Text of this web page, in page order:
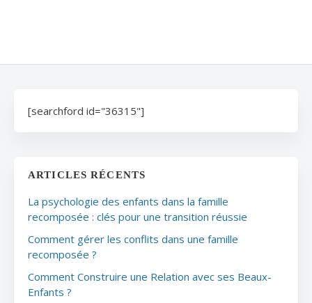
[searchford id="36315"]
ARTICLES RÉCENTS
La psychologie des enfants dans la famille
recomposée : clés pour une transition réussie
Comment gérer les conflits dans une famille
recomposée ?
Comment Construire une Relation avec ses Beaux-
Enfants ?